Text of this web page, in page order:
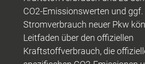
CO2-Emissionswerten und
Stromverbrauch neuer Pkw
Leitfaden über den offiziellen
Kraftstoffverbrauch, die